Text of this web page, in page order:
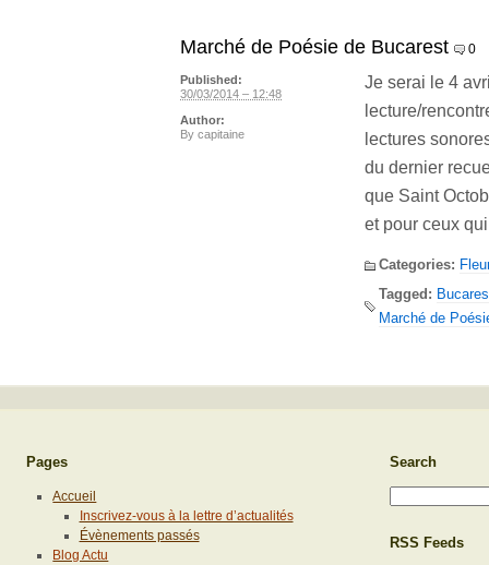
Marché de Poésie de Bucarest 0
Je serai le 4
lecture/
lectures
du dernier
que Saint
et pour ceux
Categories:
Tagged:
Marché de
Published:
30/03/2014 – 12:48
Author:
By capitaine
Pages
Accueil
Inscrivez-vous à la lettre d’actualités
Évènements passés
Blog Actu
Search
RSS Feeds